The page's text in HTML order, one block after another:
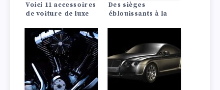
Voici 11 accessoires
de voiture de luxe
pas vous passer
Des sièges
éblouissants à la
de Bentley de
personnaliser leur
véhicule à l’infini.